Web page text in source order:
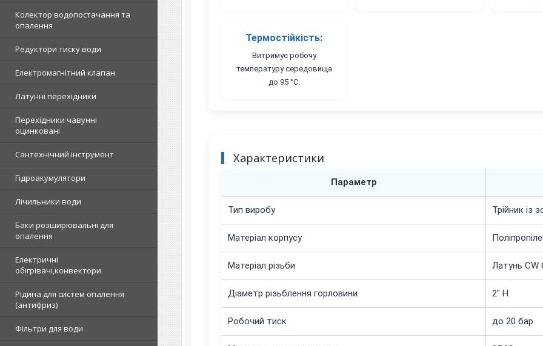
Колектор водопостачання та
опалення
Редуктори тиску води
Електромагнітний клапан
Латунні перехідники
Перехідники чавунні
оцинковані
Сантехнічний інструмент
Гідроакумулятори
Лічильники води
Баки розширювальні для
опалення
Електричні
обігрівачі,конвектори
Рідина для систем опалення
(антифриз)
Фільтри для води
Термостійкість:
Витримує робочу
температуру середовища
до 95 °C.
Характеристики
Параметр
Тип виробу Трійник із
Матеріал корпусу
Матеріал різьби Латунь CW
Діаметр різьблення горловини 2" Н
Робочий тиск до 20 бар